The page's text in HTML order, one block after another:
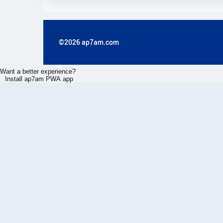
©2026 ap7am.com
Want a better experience?
Install ap7am PWA app